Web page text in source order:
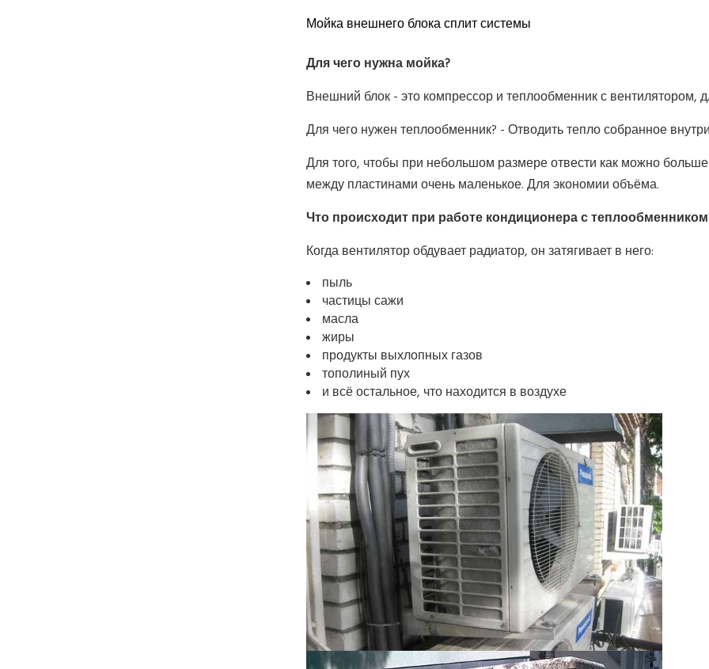
Мойка внешнего блока сплит системы
Для чего нужна мойка?
Внешний блок - это компрессор и теплообменник с вентилятором,
Для чего нужен теплообменник? - Отводить тепло собранное
Для того, чтобы при небольшом размере отвести как можно
между пластинами очень маленькое. Для экономии объёма.
Что происходит при работе кондиционера с
Когда вентилятор обдувает радиатор, он затягивает в него:
пыль
частицы сажи
масла
жиры
продукты выхлопных газов
тополиный пух
и всё остальное, что находится в воздухе